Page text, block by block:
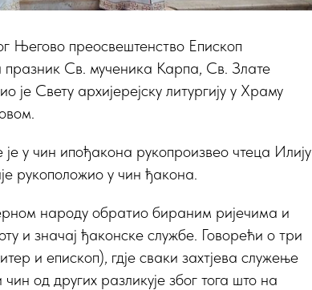
Његово преосвештенство Епископ
празник Св. мученика Карпа, Св. Злате
Свету архијерејску литургију у Храму
у чин ипођакона рукопроизвео чтеца Илију
рукоположио у чин ђакона.
народу обратио бираним ријечима и
и значај ђаконске службе. Говорећи о три
и епископ), гдје сваки захтјева служење
од других разликује због тога што на